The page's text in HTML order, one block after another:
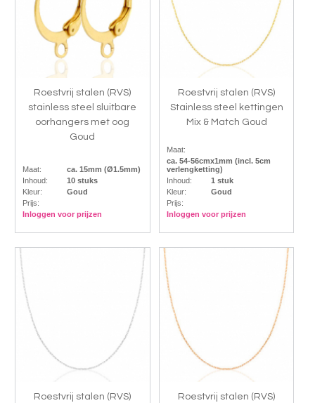
Roestvrij stalen (RVS)
stainless steel sluitbare
oorhangers met oog
Goud
Maat:
ca. 15mm (Ø1.5mm)
Inhoud:
10 stuks
Kleur:
Goud
Prijs:
Inloggen voor prijzen
Roestvrij stalen (RVS)
Stainless steel kettingen
Mix & Match Goud
Maat:
ca. 54-56cmx1mm (incl. 5cm
verlengketting)
Inhoud:
1 stuk
Kleur:
Goud
Prijs:
Inloggen voor prijzen
Roestvrij stalen (RVS)
Roestvrij stalen (RVS)